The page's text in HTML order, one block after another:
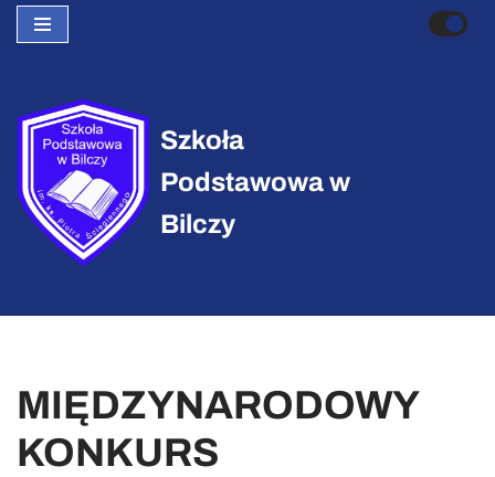
treści
Szkoła
Podstawowa w
Bilczy
MIĘDZYNARODOWY
KONKURS